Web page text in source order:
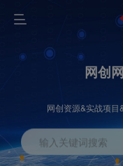
网创
网创资源&实战项
输入关键词搜索